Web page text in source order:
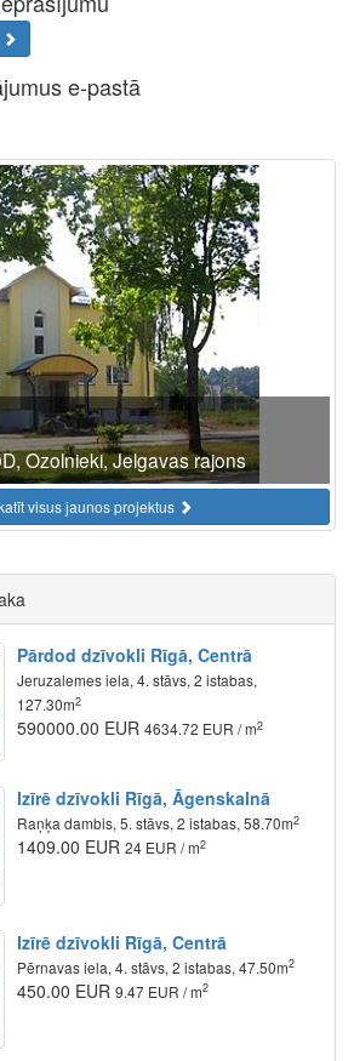
e-pastā
Ozolnieki, Jelgavas rajons
visus jaunos projektus
Pārdod dzīvokli Rīgā, Centrā
Jeruzalemes iela, 4. stāvs, 2 istabas,
127.30m2
590000.00 EUR 4634.72 EUR / m2
Izīrē dzīvokli Rīgā, Āgenskalnā
Raņķa dambis, 5. stāvs, 2 istabas, 58.70m2
1409.00 EUR 24 EUR / m2
Izīrē dzīvokli Rīgā, Centrā
Pērnavas iela, 4. stāvs, 2 istabas, 47.50m2
450.00 EUR 9.47 EUR / m2